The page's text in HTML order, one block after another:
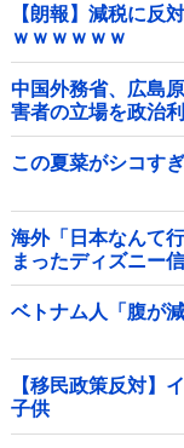
【朗報】減税に反
ｗｗｗｗｗｗ
中国外務省、広島
害者の立場を政治
この夏菜がシコす
海外「日本なんて
まったディズニー
ベトナム人「腹が
【移民政策反対】
子供